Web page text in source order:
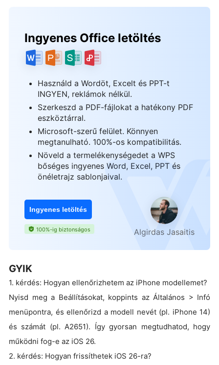
Ingyenes Office letöltés
Használd a Wordöt, Excelt és PPT-t
INGYEN, reklámok nélkül.
Szerkeszd a PDF-fájlokat a hatékony PDF
eszköztárral.
Microsoft-szerű felület. Könnyen
megtanulható. 100%-os kompatibilitás.
Növeld a termelékenységedet a WPS
bőséges ingyenes Word, Excel, PPT és
önéletrajz sablonjaival.
Ingyenes letöltés
100%-ig biztonságos Algirdas Jasaitis
GYIK
1. kérdés: Hogyan ellenőrizhetem az iPhone modellemet?
Nyisd meg a Beállításokat, koppints az Általános > Infó
menüpontra, és ellenőrizd a modell nevét (pl. iPhone 14)
és számát (pl. A2651). Így gyorsan megtudhatod, hogy
működni fog-e az iOS 26.
2. kérdés: Hogyan frissíthetek iOS 26-ra?